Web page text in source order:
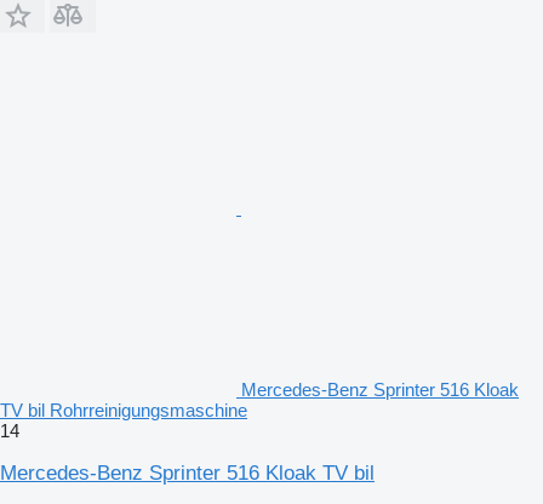
Mercedes-Benz Sprinter 516 Kloak
TV bil Rohrreinigungsmaschine
14
Mercedes-Benz Sprinter 516 Kloak TV bil